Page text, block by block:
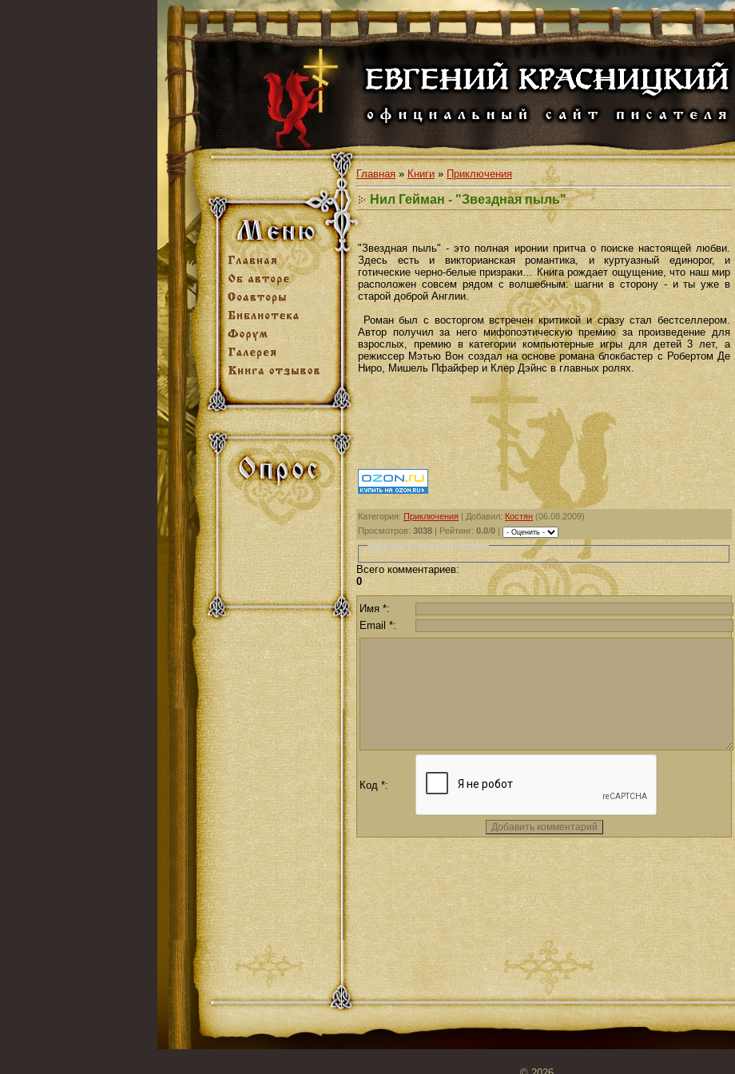
Главная » Книги» Приключения
Нил Гейман - "Звездная пыль"
"Звездная пыль" - это полная иронии притча о поиске настоящей любви.
Здесь есть и викторианская романтика, и куртуазный единорог, и
готические черно-белые призраки… Книга рождает ощущение, что наш мир
расположен совсем рядом с волшебным: шагни в сторону - и ты уже в
старой доброй Англии.
Роман был с восторгом встречен критикой и сразу стал бестселлером.
Автор получил за него мифопоэтическую премию за произведение для
взрослых, премию в категории компьютерные игры для детей 3 лет, а
режиссер Мэтью Вон создал на основе романа блокбастер с Робертом Де
Ниро, Мишель Пфайфер и Клер Дэйнс в главных ролях.
Категория: Приключения Добавил: Костян (06.08.2009)
Просмотров: 3038 Рейтинг: 0.0/0
Другие статьи по теме:
Всего комментариев:
0
Имя *:
Email *:
Код *: